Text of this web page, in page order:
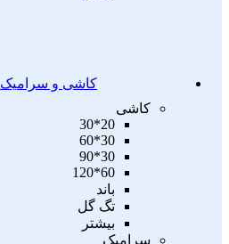
کاشی و سرامیک
کاشی
20*30
30*60
30*90
60*120
باند
تگ گل
بیشتر
سرامیک